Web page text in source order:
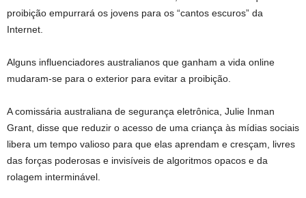
proibição empurrará os jovens para os “cantos escuros” da
Internet.
Alguns influenciadores australianos que ganham a vida online
mudaram-se para o exterior para evitar a proibição.
A comissária australiana de segurança eletrônica, Julie Inman
Grant, disse que reduzir o acesso de uma criança às mídias sociais
libera um tempo valioso para que elas aprendam e cresçam, livres
das forças poderosas e invisíveis de algoritmos opacos e da
rolagem interminável.